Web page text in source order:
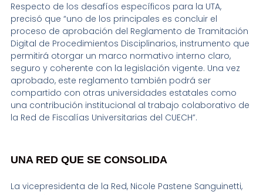
Respecto de los desafíos específicos para la UTA,
precisó que “uno de los principales es concluir el
proceso de aprobación del Reglamento de Tramitación
Digital de Procedimientos Disciplinarios, instrumento que
permitirá otorgar un marco normativo interno claro,
seguro y coherente con la legislación vigente. Una vez
aprobado, este reglamento también podrá ser
compartido con otras universidades estatales como
una contribución institucional al trabajo colaborativo de
la Red de Fiscalías Universitarias del CUECH”.
UNA RED QUE SE CONSOLIDA
La vicepresidenta de la Red, Nicole Pastene Sanguinetti,